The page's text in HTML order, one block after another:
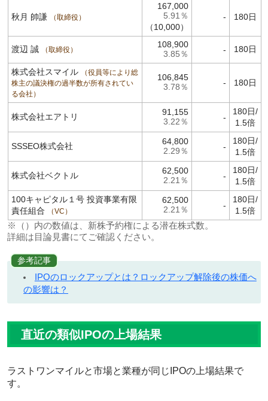
秋月 帥謙 取締役
167,000
5.91％
（10,000）
- 180日
渡辺 誠 取締役
108,900
3.85％ - 180日
株式会社スマイル
役員等により総
株主の議決権の過半数が所有されてい
る会社
106,845
3.78％ - 180日
株式会社エアトリ 91,155
3.22％ -
180日/
1.5倍
SSSEO株式会社 64,800
2.29％ -
180日/
1.5倍
株式会社ベクトル 62,500
2.21％ -
180日/
1.5倍
100キャピタル１号 投資事業有限
責任組合
VC
62,500
2.21％ -
180日/
1.5倍
※（）内の数値は、新株予約権による潜在株式数。
詳細は目論見書にてご確認ください。
参考記事
IPOのロックアップとは？ロックアップ解除後の株価へ
の影響は？
直近の類似IPOの上場結果
ラストワンマイルと市場と業種が同じIPOの上場結果で
す。